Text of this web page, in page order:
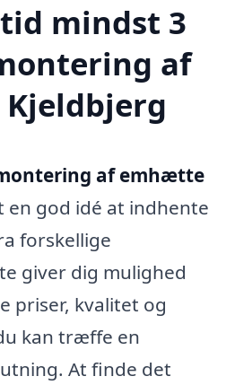
mindst 3
af
af emhætte
en god idé at indhente
forskellige
giver dig mulighed
priser, kvalitet og
kan træffe en
At finde det